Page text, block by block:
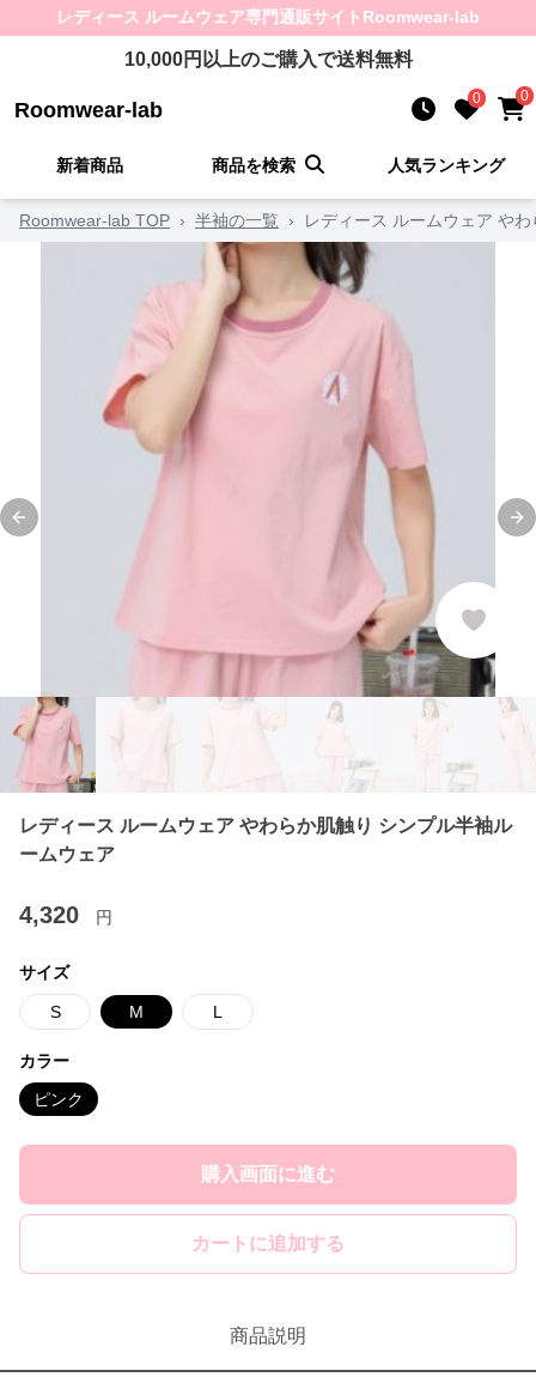
レディース ルームウェア専門通販サイト Roomwear-lab
10,000円以上のご購入で送料無料
Roomwear-lab 0 0
新着商品 商品を検索 人気ランキング
Roomwear-lab TOP › 半袖の一覧 › レディース ルームウェア や
Previous slide
レディース ルームウェア やわらか肌触り シンプル半袖ル
ームウェア
4,320 円
サイズ
S M L
カラー
ピンク
購入画面に進む
カートに追加する
商品説明